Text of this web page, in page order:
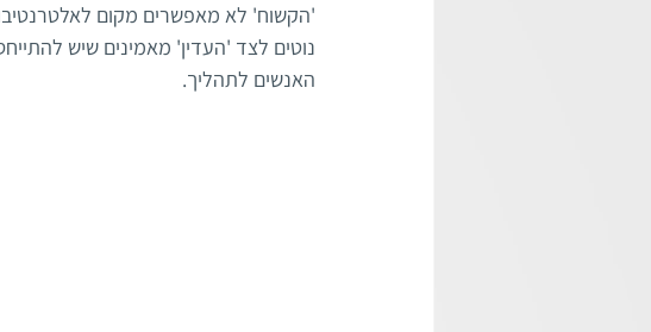
'הקשוח' לא מאפשרים מקום
נוטים לצד 'העדין' מאמינים שיש
האנשים לתהליך.